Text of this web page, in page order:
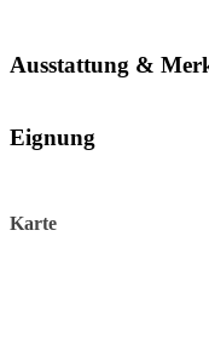
Der Findling trägt die
Gedenkstein befindet
Burgenromantik.
Ausstattung &
Eignung
Karte